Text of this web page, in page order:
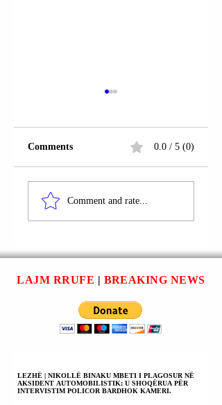
AEROPORTI
“ADEM JASHARI”;
ARRESTUA.
Comments 0.0 / 5 (0)
Comment and rate...
LAJM RRUFE | BREAKING NEWS
LEZHË | NIKOLLË BINAKU MBETI I PLAGOSUR NË
AKSIDENT AUTOMOBILISTIK; U SHOQËRUA PËR
INTERVISTIM POLICOR BARDHOK KAMERI.